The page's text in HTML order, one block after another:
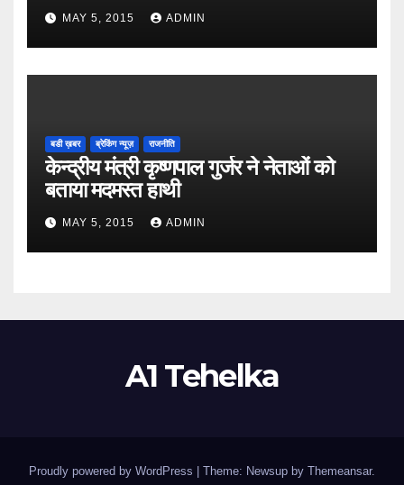
MAY 5, 2015 ADMIN
बडी ख़बर ब्रेकिंग न्यूज़ राजनीति
केन्द्रीय मंत्री कृष्णपाल गुर्जर ने नेताओं को
बताया मदमस्त हाथी
MAY 5, 2015 ADMIN
A1 Tehelka
Proudly powered by WordPress Theme: Newsup by Themeansar.